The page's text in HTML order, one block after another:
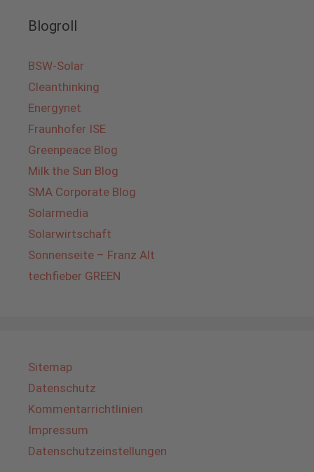
Blogroll
BSW-Solar
Cleanthinking
Energynet
Fraunhofer ISE
Greenpeace Blog
Milk the Sun Blog
SMA Corporate Blog
Solarmedia
Solarwirtschaft
Sonnenseite – Franz Alt
techfieber GREEN
Sitemap
Datenschutz
Kommentarrichtlinien
Impressum
Datenschutzeinstellungen